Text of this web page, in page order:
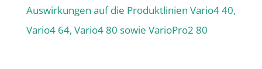
Auswirkungen auf die Produktlinien Vario4 40,
Vario4 64, Vario4 80 sowie VarioPro2 80